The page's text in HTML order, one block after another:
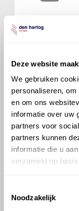
Deze website
We gebruiken
personaliseren,
en om ons
informatie over uw
partners voor
partners kunnen
informatie die u
verzameld op
Noodzakelijk